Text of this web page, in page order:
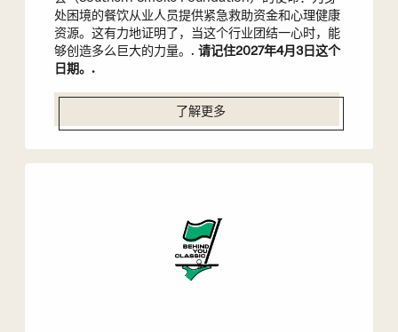
处困境的餐饮从业人员提供紧急救助资金和心理健康
资源。这有力地证明了，当这个行业团结一心时，能
够创造多么巨大的力量。. 请记住2027年4月3日这个
日期。.
了解更多